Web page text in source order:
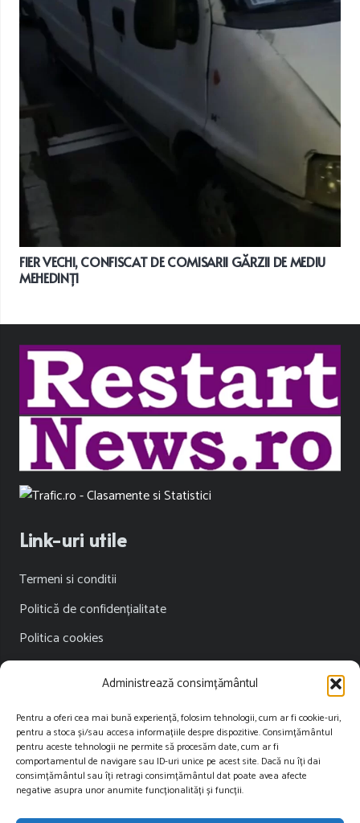
Administrează consimțământul
Pentru a oferi cea mai bună experiență, folosim tehnologii, cum ar fi cookie-uri,
pentru a stoca și/sau accesa informațiile despre dispozitive. Consimțământul
pentru aceste tehnologii ne permite să procesăm date, cum ar fi
comportamentul de navigare sau ID-uri unice pe acest site. Dacă nu îți dai
consimțământul sau îți retragi consimțământul dat poate avea afecte
negative asupra unor anumite funcționalități și funcții.
FIER VECHI, CONFISCAT DE COMISARII GĂRZII DE MEDIU
MEHEDINȚI
Link-uri utile
Termeni si conditii
Politică de confidențialitate
Politica cookies
Publicitate
Contact
contact@restartnews.ro